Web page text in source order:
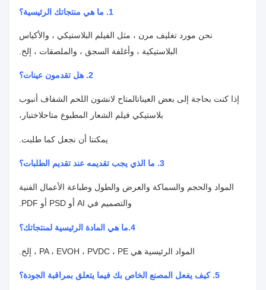
1. ما هي منتجاتك الرئيسية؟
نحن مورد تغليف مرن ، مثل الفيلم البلاستيكي ، والأكياس
البلاستيكية ، وأغلفة السجق ، والملصقات ، إلخ.
2. هل تقدمون عينات؟
إذا كنت بحاجة إلى بعض العيناتالمتاح لانشون اللحم الشفاف أنبوب
بلاستيكي فيلم الشعار المطبوع متاحلاختبار،
يمكننا أن نجعل كما طلبت.
3. ما الذي يجب تقديمه عند تقديم الطلبات؟
المواد والحجم والسماكة والعرض والطول وطباعة الأعمال الفنية
والتصميم في AI أو PSD أو PDF.
4. ما هي المادة الرئيسية لمنتجاتك؟
المواد الرئيسية هي PA ، EVOH ، PVDC ، PE ، إلخ.
5. كيف يفعل المصنع الخاص بك فيما يتعلق بمراقبة الجودة؟